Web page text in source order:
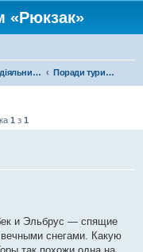
«Рюкзак»
Самодіяльний туризм Поради туристам
1 з 1
и Эльбрус — спящие
снегами. Какую